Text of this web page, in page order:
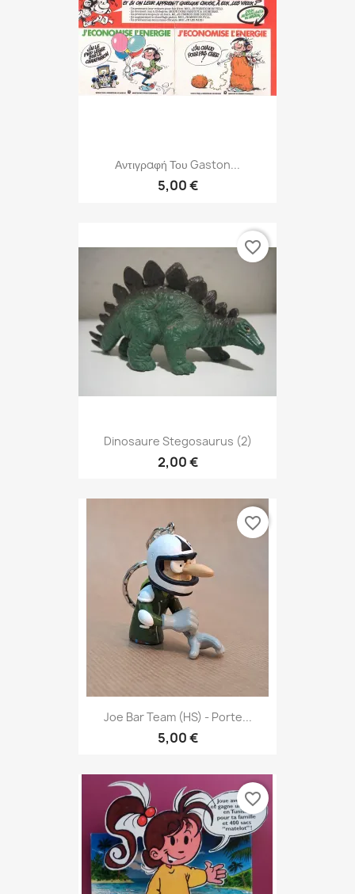
Αντιγραφή Του Gaston...
5,00 €
Dinosaure Stegosaurus (2)
2,00 €
favorite_border
Joe Bar Team (HS) - Porte...
5,00 €
favorite_border
favorite_border